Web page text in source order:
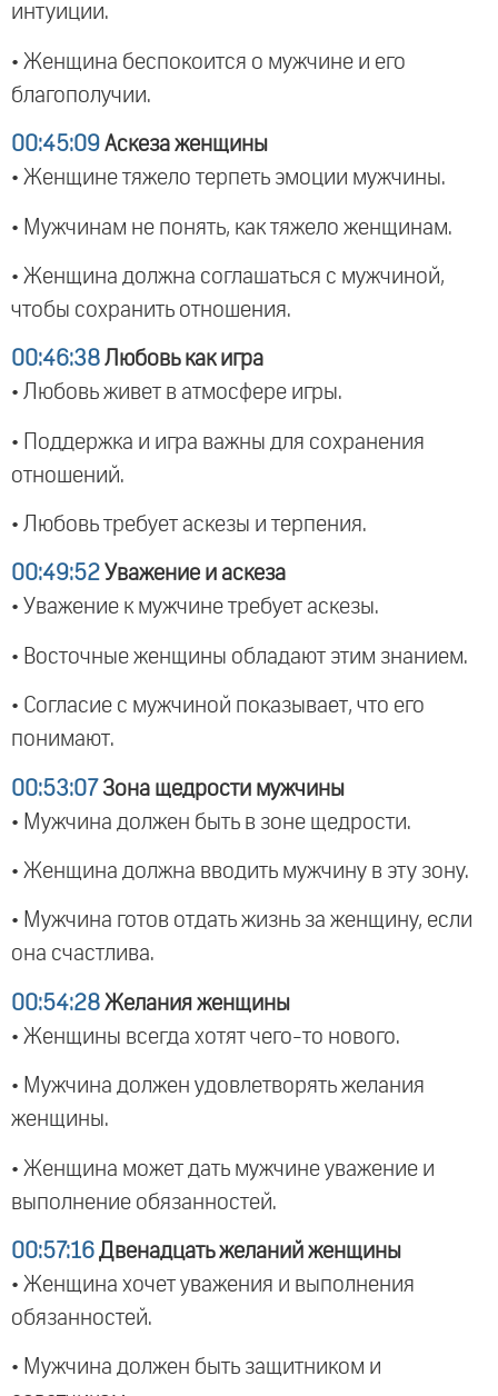
интуиции.
• Женщина беспокоится о мужчине и его
благополучии.
00:45:09 Аскеза женщины
• Женщине тяжело терпеть эмоции мужчины.
• Мужчинам не понять, как тяжело женщинам.
• Женщина должна соглашаться с мужчиной,
чтобы сохранить отношения.
00:46:38 Любовь как игра
• Любовь живет в атмосфере игры.
• Поддержка и игра важны для сохранения
отношений.
• Любовь требует аскезы и терпения.
00:49:52 Уважение и аскеза
• Уважение к мужчине требует аскезы.
• Восточные женщины обладают этим знанием.
• Согласие с мужчиной показывает, что его
понимают.
00:53:07 Зона щедрости мужчины
• Мужчина должен быть в зоне щедрости.
• Женщина должна вводить мужчину в эту зону.
• Мужчина готов отдать жизнь за женщину, если
она счастлива.
00:54:28 Желания женщины
• Женщины всегда хотят чего-то нового.
• Мужчина должен удовлетворять желания
женщины.
• Женщина может дать мужчине уважение и
выполнение обязанностей.
00:57:16 Двенадцать желаний женщины
• Женщина хочет уважения и выполнения
обязанностей.
• Мужчина должен быть защитником и